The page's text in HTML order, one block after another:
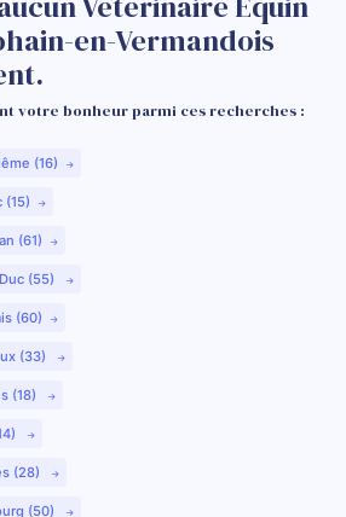
en-Vermandois
votre bonheur parmi ces recherches :
(16)
(15)
(61)
(55)
(60)
(33)
(18)
(28)
(50)